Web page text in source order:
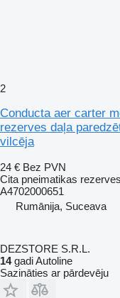
2
Conducta aer carter
rezerves daļa
vilcēja
24 € Bez PVN
Cita pneimatikas
A4702000651
Rumānija, Suceava
DEZSTORE S.R.L.
14gadi Autoline
Sazināties ar pārdevēju